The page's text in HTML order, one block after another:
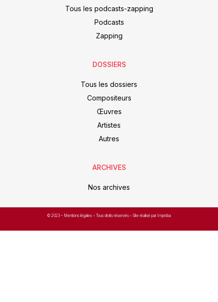
Tous les podcasts-zapping
Podcasts
Zapping
DOSSIERS
Tous les dossiers
Compositeurs
Œuvres
Artistes
Autres
ARCHIVES
Nos archives
© 2023 – Mentions légales – Tous droits réservés – Site réalisé par Improba